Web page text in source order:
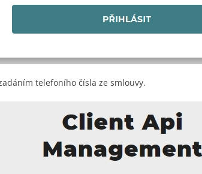
telefoního čísla ze smlouvy.